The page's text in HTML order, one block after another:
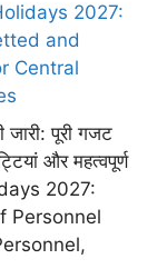
2027:
and
Central
पूरी गजट
और महत्वपूर्ण
2027:
Personnel